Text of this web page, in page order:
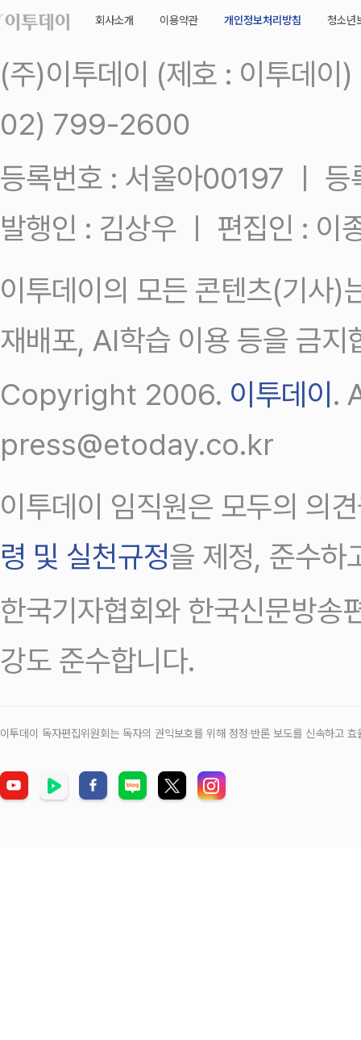
회사소개 이용약관 개인정보처리방침 청소년
(주)이투데이 (제호 : 이투데
02) 799-2600
등록번호 : 서울아00197 ㅣ
발행인 : 김상우 ㅣ 편집인 : 이
이투데이의 모든 콘텐츠(기사)
재배포, AI학습 이용 등을 금지
Copyright 2006. 이투데이.
press@etoday.co.kr
이투데이 임직원은 모두의 의
령 및 실천규정을 제정, 준수하
한국기자협회와 한국신문방송
강도 준수합니다.
이투데이 독자편집위원회는 독자의 권익보호를 위해 정정‧반론 보도를 신속하고